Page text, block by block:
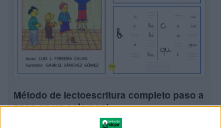
Método de lectoescritura completo paso a
paso en un solo post
Publicado el 28 noviembre, 2016